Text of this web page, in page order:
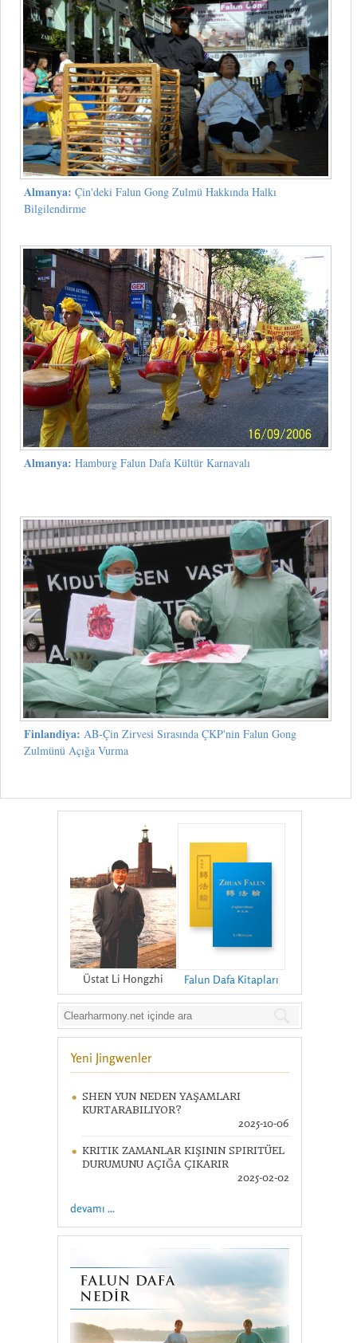
Almanya: Çin'deki Falun Gong Zulmü Hakkında Halkı
Bilgilendirme
Almanya: Hamburg Falun Dafa Kültür Karnavalı
Finlandiya: AB-Çin Zirvesi Sırasında ÇKP'nin Falun Gong
Zulmünü Açığa Vurma
Üstat Li Hongzhi Falun Dafa Kitapları
Yeni Jingwenler
SHEN YUN NEDEN YAŞAMLARI
KURTARABILIYOR?
2025-10-06
KRITIK ZAMANLAR KIŞININ SPIRITÜEL
DURUMUNU AÇIĞA ÇIKARIR
2025-02-02
devamı ...